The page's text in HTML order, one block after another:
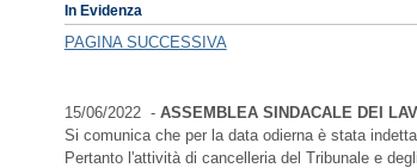
In Evidenza
PAGINA SUCCESSIVA
15/06/2022 - ASSEMBLEA SINDACALE DEI
Si comunica che per la data odierna è stata
Pertanto l'attività di cancelleria del Tribunale e